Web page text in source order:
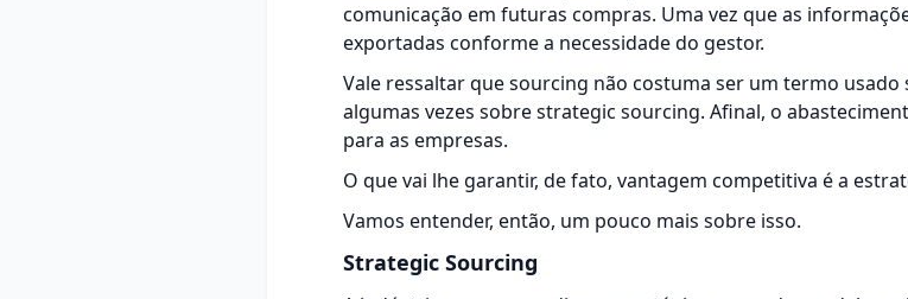
comunicação em futuras compras. Uma vez que as
exportadas conforme a necessidade do gestor.
Vale ressaltar que sourcing não costuma ser um termo usado
algumas vezes sobre strategic sourcing. Afinal, o
para as empresas.
O que vai lhe garantir, de fato, vantagem competitiva é a
Vamos entender, então, um pouco mais sobre isso.
Strategic Sourcing